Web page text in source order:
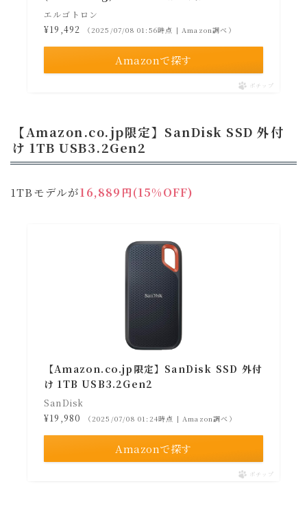
エルゴトロン
¥19,492
（2025/07/08 01:56時点 | Amazon調べ）
Amazonで探す
ポチップ
【Amazon.co.jp限定】SanDisk SSD 外付
け 1TB USB3.2Gen2
1TBモデルが16,889円(15%OFF)
【Amazon.co.jp限定】SanDisk SSD 外付
け 1TB USB3.2Gen2
SanDisk
¥19,980
（2025/07/08 01:24時点 | Amazon調べ）
Amazonで探す
ポチップ